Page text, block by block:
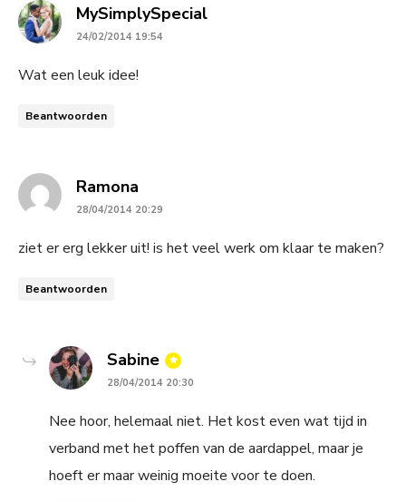
MySimplySpecialsays:
24/02/2014 19:54
Wat een leuk idee!
Beantwoorden
Ramona
28/04/2014 20:29
ziet er erg lekker uit! is het veel werk om klaar te maken?
Beantwoorden
Sabine says:
28/04/2014 20:30
Nee hoor, helemaal niet. Het kost even wat tijd in
verband met het poffen van de aardappel, maar je
hoeft er maar weinig moeite voor te doen.